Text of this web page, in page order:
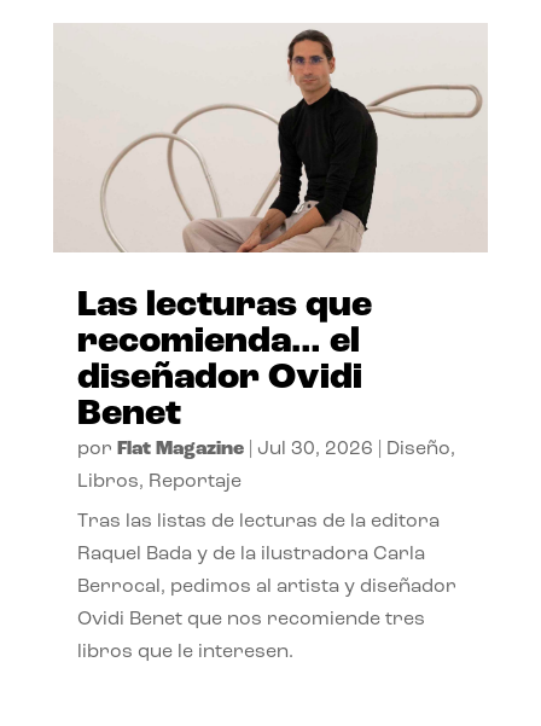
Las lecturas que
recomienda… el
diseñador Ovidi
Benet
por Flat Magazine| Jul 30, 2026 Diseño,
Libros, Reportaje
Tras las listas de lecturas de la editora
Raquel Bada y de la ilustradora Carla
Berrocal, pedimos al artista y diseñador
Ovidi Benet que nos recomiende tres
libros que le interesen.